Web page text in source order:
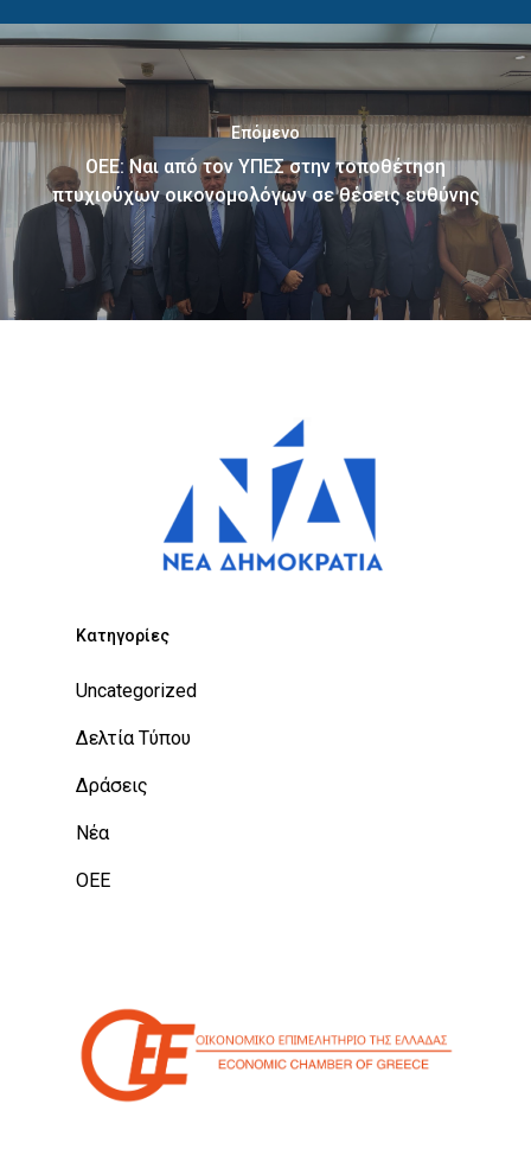
Επόμενο
ΟΕΕ: Ναι από τον ΥΠΕΣ στην τοποθέτηση
πτυχιούχων οικονομολόγων σε θέσεις ευθύνης
Kατηγορίες
Uncategorized
Δελτία Τύπου
Δράσεις
Νέα
ΟΕΕ